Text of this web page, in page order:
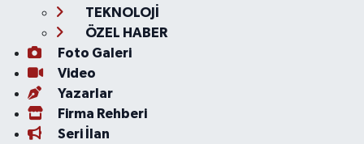
TEKNOLOJİ
ÖZEL HABER
Foto Galeri
Video
Yazarlar
Firma Rehberi
Seri İlan